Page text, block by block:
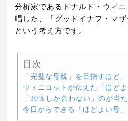
分析家であるドナルド・ウィ
唱した、「グッドイナフ・マザ
という考え方です。
目次
「完璧な母親」を目指すほど
ウィニコットが伝えた「ほど
「30％しか合わない」のが当
今日からできる「ほどよい母